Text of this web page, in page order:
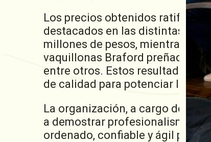
Los precios obtenidos
destacados en las distintas
millones de pesos, mientras
vaquillonas Braford preñadas
entre otros. Estos resultados
de calidad para potenciar la
La organización, a cargo del
a demostrar profesionalismo y
ordenado, confiable y ágil para